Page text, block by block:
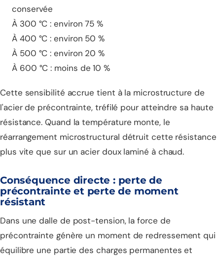
conservée
À 300 °C : environ 75 %
À 400 °C : environ 50 %
À 500 °C : environ 20 %
À 600 °C : moins de 10 %
Cette sensibilité accrue tient à la microstructure de
l'acier de précontrainte, tréfilé pour atteindre sa haute
résistance. Quand la température monte, le
réarrangement microstructural détruit cette résistance
plus vite que sur un acier doux laminé à chaud.
Conséquence directe : perte de
précontrainte et perte de moment
résistant
Dans une dalle de post-tension, la force de
précontrainte génère un moment de redressement qui
équilibre une partie des charges permanentes et